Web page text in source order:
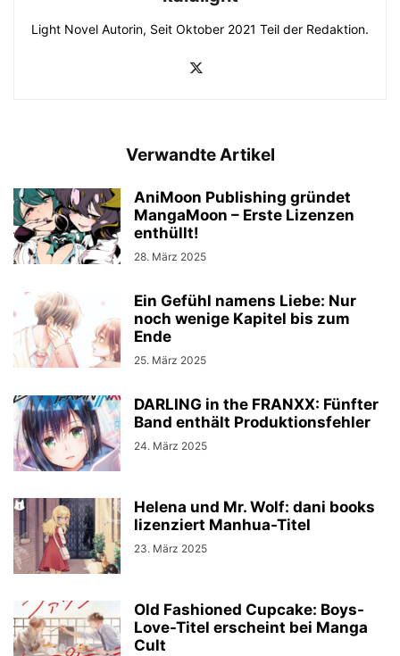
Light Novel Autorin, Seit Oktober 2021 Teil der Redaktion.
Verwandte Artikel
AniMoon Publishing gründet
MangaMoon – Erste Lizenzen
enthüllt!
28. März 2025
Ein Gefühl namens Liebe: Nur
noch wenige Kapitel bis zum
Ende
25. März 2025
DARLING in the FRANXX: Fünfter
Band enthält Produktionsfehler
24. März 2025
Helena und Mr. Wolf: dani books
lizenziert Manhua-Titel
23. März 2025
Old Fashioned Cupcake: Boys-
Love-Titel erscheint bei Manga
Cult